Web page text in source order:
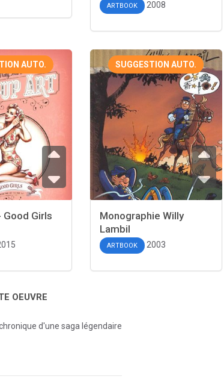
ARTBOOK 2008
AUTO.
Good Girls
SUGGESTION AUTO.
Monographie Willy
Lambil
ARTBOOK 2003
OEUVRE
d'une saga légendaire